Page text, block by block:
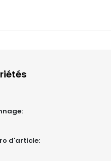
d'article: